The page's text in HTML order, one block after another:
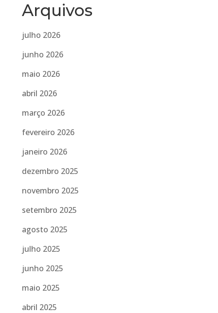
Arquivos
julho 2026
junho 2026
maio 2026
abril 2026
março 2026
fevereiro 2026
janeiro 2026
dezembro 2025
novembro 2025
setembro 2025
agosto 2025
julho 2025
junho 2025
maio 2025
abril 2025